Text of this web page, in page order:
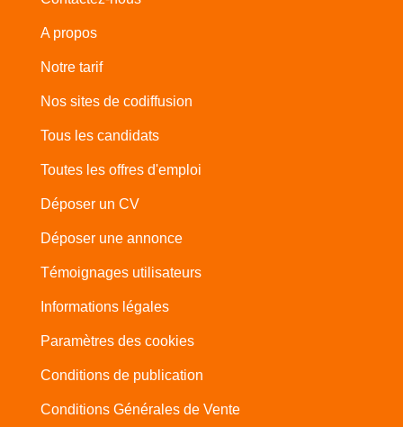
A propos
Notre tarif
Nos sites de codiffusion
Tous les candidats
Toutes les offres d'emploi
Déposer un CV
Déposer une annonce
Témoignages utilisateurs
Informations légales
Paramètres des cookies
Conditions de publication
Conditions Générales de Vente